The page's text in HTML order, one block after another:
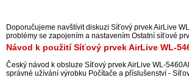
Doporučujeme navštívit diskuzi Síťový prvek AirLive
problémy se zapojením a nastavením Ostatní síťové
Návod k použití Síťový prvek AirLive WL-
Český návod k obsluze Síťový prvek AirLive WL-
správné užívání výrobku Počítače a příslušenství -